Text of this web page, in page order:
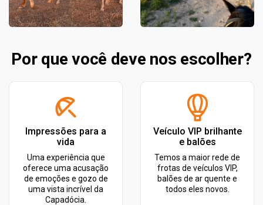
Por que você deve nos escolher?
Impressões para a
vida
Uma experiência que
oferece uma acusação
de emoções e gozo de
uma vista incrível da
Capadócia.
Veículo VIP brilhante
e balões
Temos a maior rede de
frotas de veículos VIP,
balões de ar quente e
todos eles novos.